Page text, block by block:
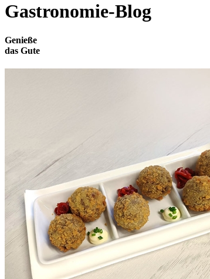
Gastronomie-Blog
Genieße
das Gute